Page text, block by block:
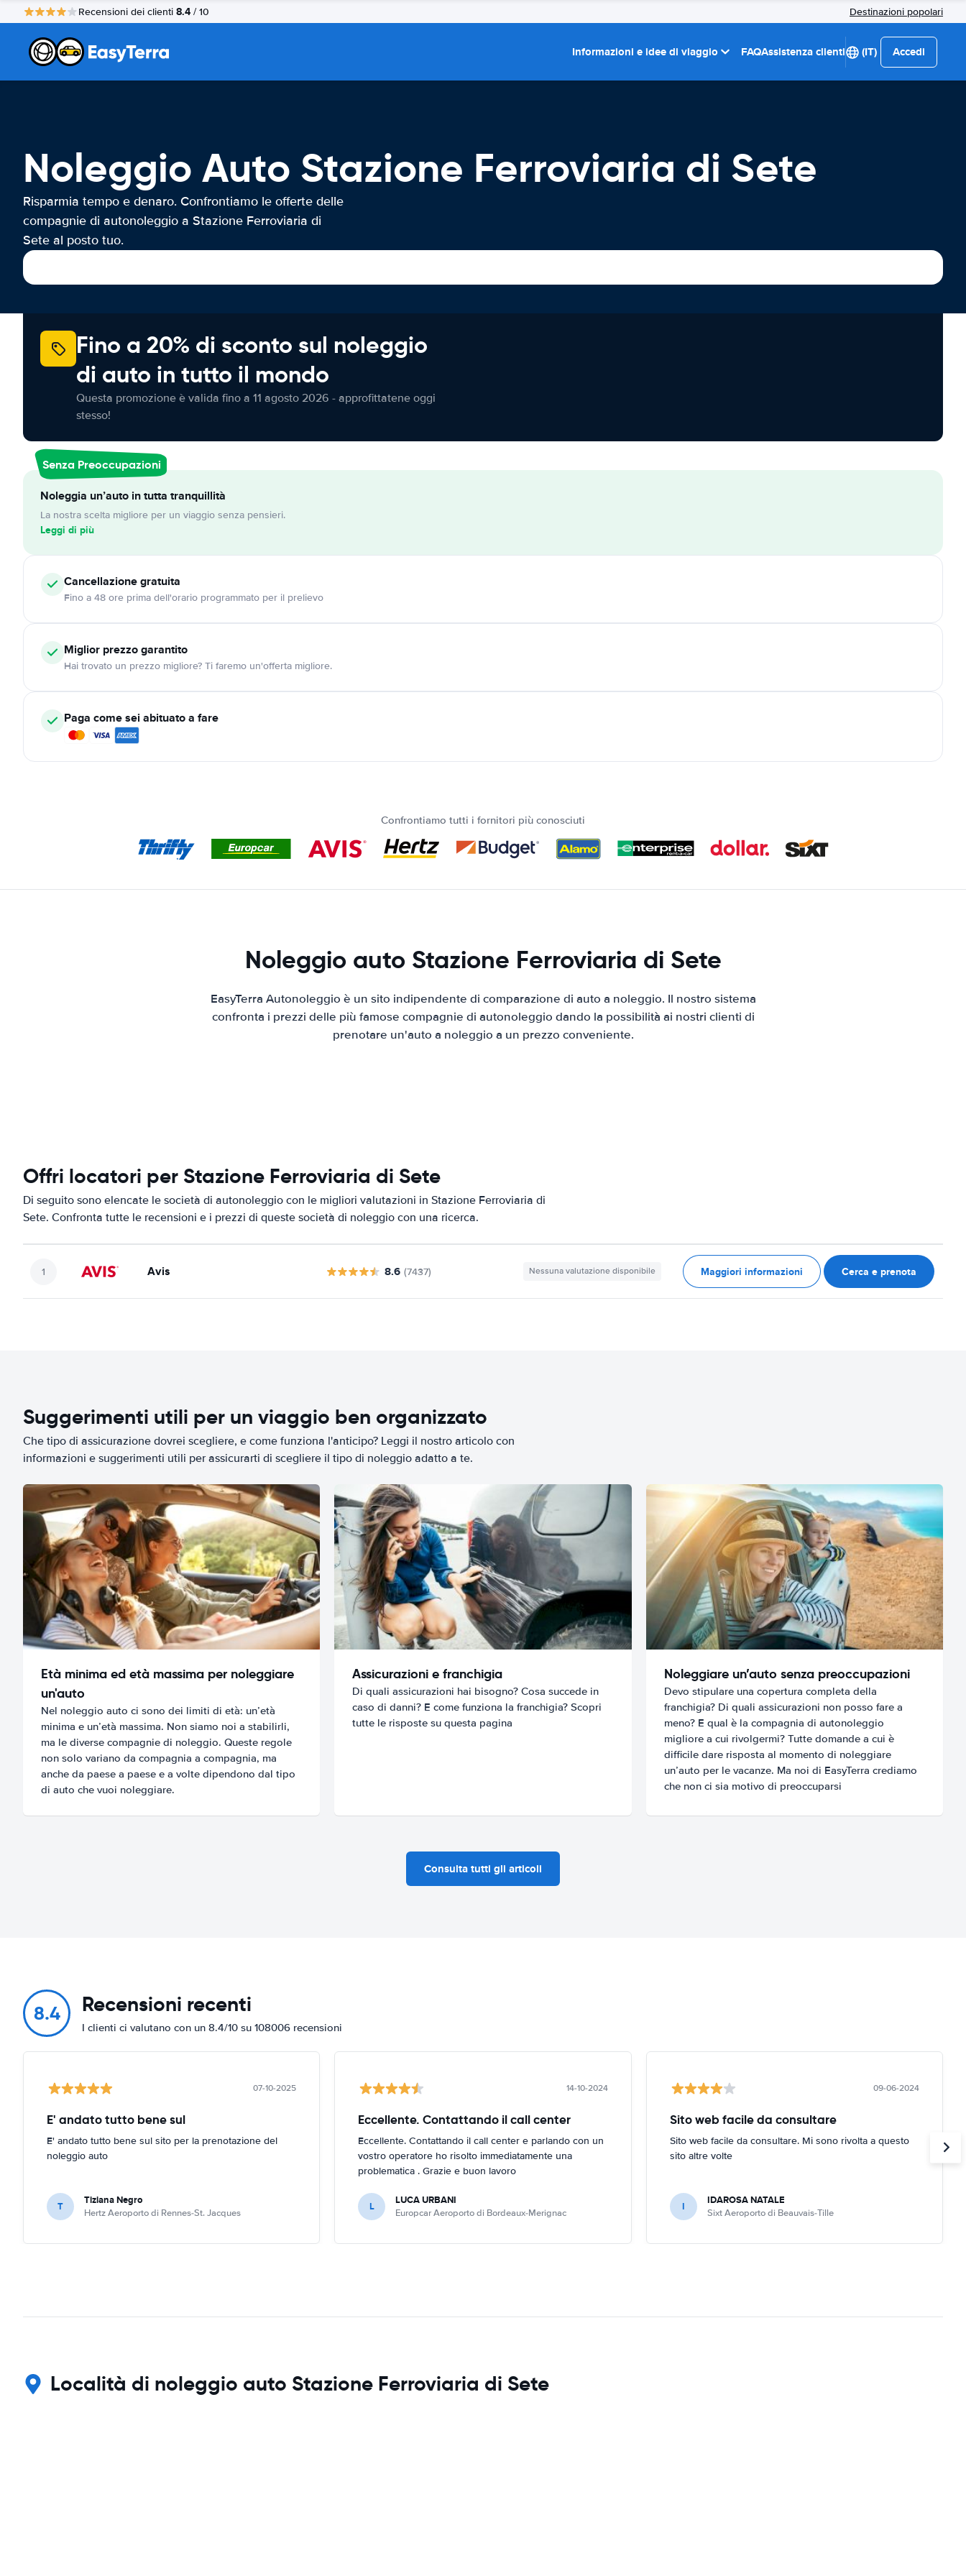
Recensioni dei clienti 8.4 / 10 Destinazioni popolari
Informazioni e idee di viaggio FAQAssistenza clienti (IT) Accedi
Noleggio Auto Stazione Ferroviaria di Sete
Risparmia tempo e denaro. Confrontiamo le offerte delle
compagnie di autonoleggio a Stazione Ferroviaria di
Sete al posto tuo.
Fino a 20% di sconto sul noleggio
di auto in tutto il mondo
Questa promozione è valida fino a 11 agosto 2026 - approfittatene oggi
stesso!
Senza Preoccupazioni
Noleggia un’auto in tutta tranquillità
La nostra scelta migliore per un viaggio senza pensieri.
Leggi di più
Cancellazionegratuita
Fino a 48 ore prima dell'orario programmato per il prelievo
Miglior prezzo garantito
Hai trovato un prezzo migliore? Ti faremo un'offerta migliore.
Paga come sei abituato a fare
Confrontiamo tutti i fornitori più conosciuti
Noleggio auto Stazione Ferroviaria di Sete
EasyTerra Autonoleggio è un sito indipendente di comparazione di auto a noleggio. Il nostro sistema
confronta i prezzi delle più famose compagnie di autonoleggio dando la possibilità ai nostri clienti di
prenotare un'auto a noleggio a un prezzo conveniente.
Offri locatori per Stazione Ferroviaria di Sete
Di seguito sono elencate le società di autonoleggio con le migliori valutazioni in Stazione Ferroviaria di
Sete. Confronta tutte le recensioni e i prezzi di queste società di noleggio con una ricerca.
Avis 8.6 (7437) Nessuna valutazione disponibile Maggiori informazioni Cerca e prenota
Suggerimenti utili per un viaggio ben organizzato
Che tipo di assicurazione dovrei scegliere, e come funziona l'anticipo? Leggi il nostro articolo con
informazioni e suggerimenti utili per assicurarti di scegliere il tipo di noleggio adatto a te.
Età minima ed età massima per noleggiare
un'auto
Nel noleggio auto ci sono dei limiti di età: un’età
minima e un’età massima. Non siamo noi a stabilirli,
ma le diverse compagnie di noleggio. Queste regole
non solo variano da compagnia a compagnia, ma
anche da paese a paese e a volte dipendono dal tipo
di auto che vuoi noleggiare.
Assicurazioni e franchigia
Di quali assicurazioni hai bisogno? Cosa succede in
caso di danni? E come funziona la franchigia? Scopri
tutte le risposte su questa pagina
Noleggiare un’auto senza preoccupazioni
Devo stipulare una copertura completa della
franchigia? Di quali assicurazioni non posso fare a
meno? E qual è la compagnia di autonoleggio
migliore a cui rivolgermi? Tutte domande a cui è
difficile dare risposta al momento di noleggiare
un’auto per le vacanze. Ma noi di EasyTerra crediamo
che non ci sia motivo di preoccuparsi
Consulta tutti gli articoli
8.4 Recensioni recenti
I clienti ci valutano con un 8.4/10 su 108006 recensioni
07-10-2025
E' andato tutto bene sul
E' andato tutto bene sul sito per la prenotazione del
noleggio auto
T Tiziana Negro
Hertz Aeroporto di Rennes-St. Jacques
14-10-2024
Eccellente. Contattando il call center
Eccellente. Contattando il call center e parlando con un
vostro operatore ho risolto immediatamente una
problematica . Grazie e buon lavoro
L LUCA URBANI
Europcar Aeroporto di Bordeaux-Merignac
09-06-2024
Sito web facile da consultare
Sito web facile da consultare. Mi sono rivolta a questo
sito altre volte
I IDAROSA NATALE
Sixt Aeroporto di Beauvais-Tille
Località di noleggio auto Stazione Ferroviaria di Sete